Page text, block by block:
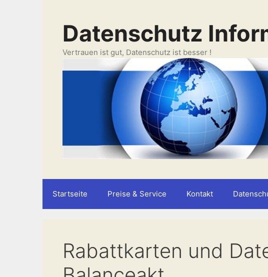
Datenschutz
Vertrauen ist gut, Datenschutz ist besser !
Startseite Preise & Service Kontakt
Rabattkarten und